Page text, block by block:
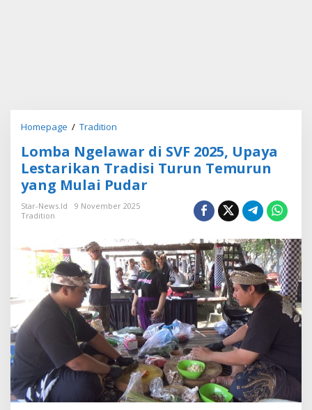
Homepage / Tradition
m
b
a
N
g
a
w
a
r
d
i
S
V
F
2
0
2
5
,
Lomba Ngelawar di SVF 2025, Upaya
Lestarikan Tradisi Turun Temurun
yang Mulai Pudar
Star-News.id
9 November 2025
Tradition